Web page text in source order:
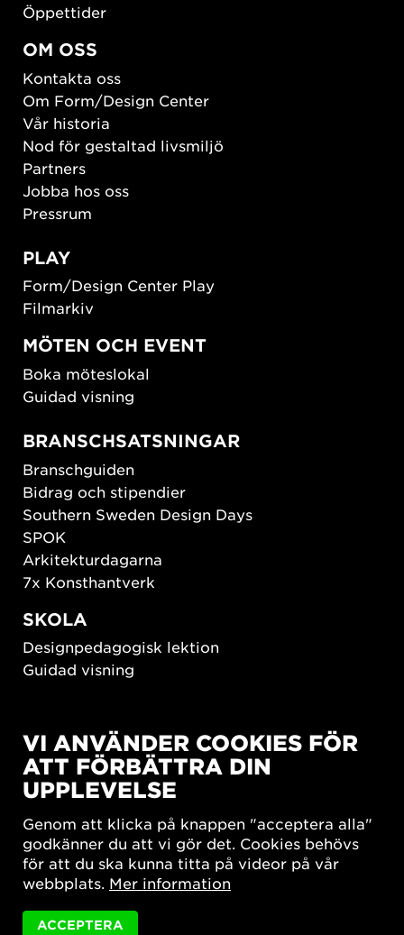
Öppettider
OM OSS
Kontakta oss
Om Form/Design Center
Vår historia
Nod för gestaltad livsmiljö
Partners
Jobba hos oss
Pressrum
PLAY
Form/Design Center Play
Filmarkiv
MÖTEN OCH EVENT
Boka möteslokal
Guidad visning
BRANSCHSATSNINGAR
Branschguiden
Bidrag och stipendier
Southern Sweden Design Days
SPOK
Arkitekturdagarna
7x Konsthantverk
SKOLA
Designpedagogisk lektion
Guidad visning
New European Bauhaus
SUSTAINORDIC
Share Future Living
What Matter_s
VI ANVÄNDER COOKIES FÖR
ATT FÖRBÄTTRA DIN
UPPLEVELSE
Genom att klicka på knappen "acceptera alla"
godkänner du att vi gör det. Cookies behövs
för att du ska kunna titta på videor på vår
webbplats. Mer information
ACCEPTERA